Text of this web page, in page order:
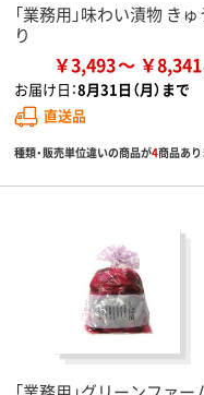
「業務用」味わい漬物 きゅ
り
￥3,493 ￥8,341
お届け日：8月31日（月）まで
直送品
種類・販売単位違いの商品が4商品あ